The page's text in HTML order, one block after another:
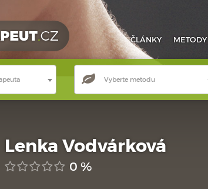
ČLÁNKY METODY
Vyberte metodu
Lenka Vodvárková
0 %